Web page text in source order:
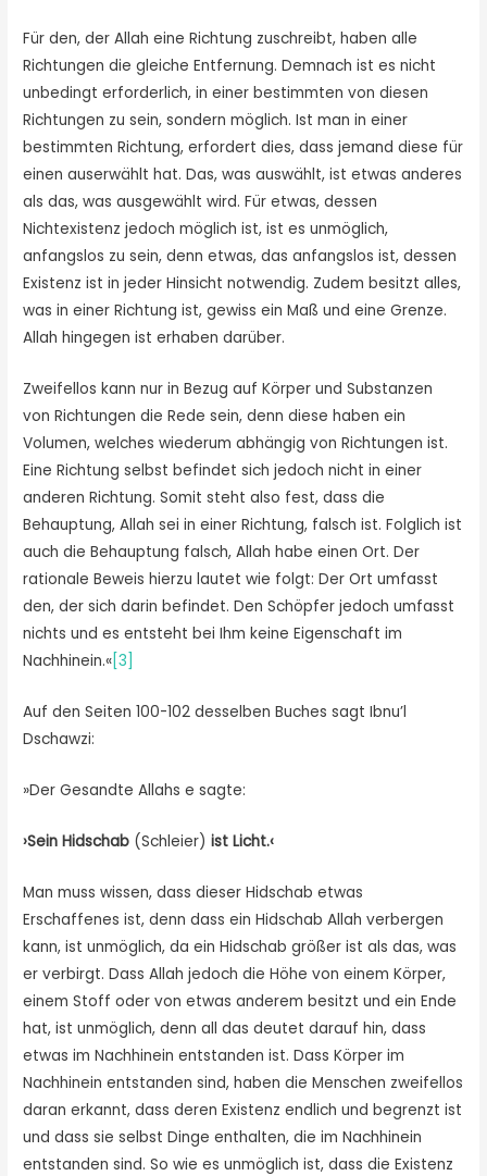
Für den, der Allah eine Richtung zuschreibt, haben alle
Richtungen die gleiche Entfernung. Demnach ist es nicht
unbedingt erforderlich, in einer bestimmten von diesen
Richtungen zu sein, sondern möglich. Ist man in einer
bestimmten Richtung, erfordert dies, dass jemand diese für
einen auserwählt hat. Das, was auswählt, ist etwas anderes
als das, was ausgewählt wird. Für etwas, dessen
Nichtexistenz jedoch möglich ist, ist es unmöglich,
anfangslos zu sein, denn etwas, das anfangslos ist, dessen
Existenz ist in jeder Hinsicht notwendig. Zudem besitzt alles,
was in einer Richtung ist, gewiss ein Maß und eine Grenze.
Allah hingegen ist erhaben darüber.
Zweifellos kann nur in Bezug auf Körper und Substanzen
von Richtungen die Rede sein, denn diese haben ein
Volumen, welches wiederum abhängig von Richtungen ist.
Eine Richtung selbst befindet sich jedoch nicht in einer
anderen Richtung. Somit steht also fest, dass die
Behauptung, Allah sei in einer Richtung, falsch ist. Folglich ist
auch die Behauptung falsch, Allah habe einen Ort. Der
rationale Beweis hierzu lautet wie folgt: Der Ort umfasst
den, der sich darin befindet. Den Schöpfer jedoch umfasst
nichts und es entsteht bei Ihm keine Eigenschaft im
Nachhinein.« [3]
Auf den Seiten 100-102 desselben Buches sagt Ibnu’l
Dschawzi:
»Der Gesandte Allahs e sagte:
›Sein Hidschab (Schleier) ist Licht.‹
Man muss wissen, dass dieser Hidschab etwas
Erschaffenes ist, denn dass ein Hidschab Allah verbergen
kann, ist unmöglich, da ein Hidschab größer ist als das, was
er verbirgt. Dass Allah jedoch die Höhe von einem Körper,
einem Stoff oder von etwas anderem besitzt und ein Ende
hat, ist unmöglich, denn all das deutet darauf hin, dass
etwas im Nachhinein entstanden ist. Dass Körper im
Nachhinein entstanden sind, haben die Menschen zweifellos
daran erkannt, dass deren Existenz endlich und begrenzt ist
und dass sie selbst Dinge enthalten, die im Nachhinein
entstanden sind. So wie es unmöglich ist, dass die Existenz